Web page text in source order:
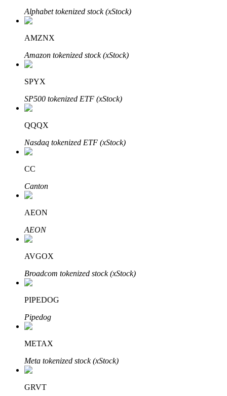
Inversión automática
Obtenga más información sobre cómo obtener ingresos pasivos
Bitrue
Bitrue Partners
Alphabet tokenized stock (xStock)
AMZNX
Amazon tokenized stock (xStock)
SPYX
SP500 tokenized ETF (xStock)
QQQX
Nasdaq tokenized ETF (xStock)
CC
Canton
AEON
AEON
AVGOX
Broadcom tokenized stock (xStock)
PIPEDOG
Pipedog
METAX
Meta tokenized stock (xStock)
GRVT